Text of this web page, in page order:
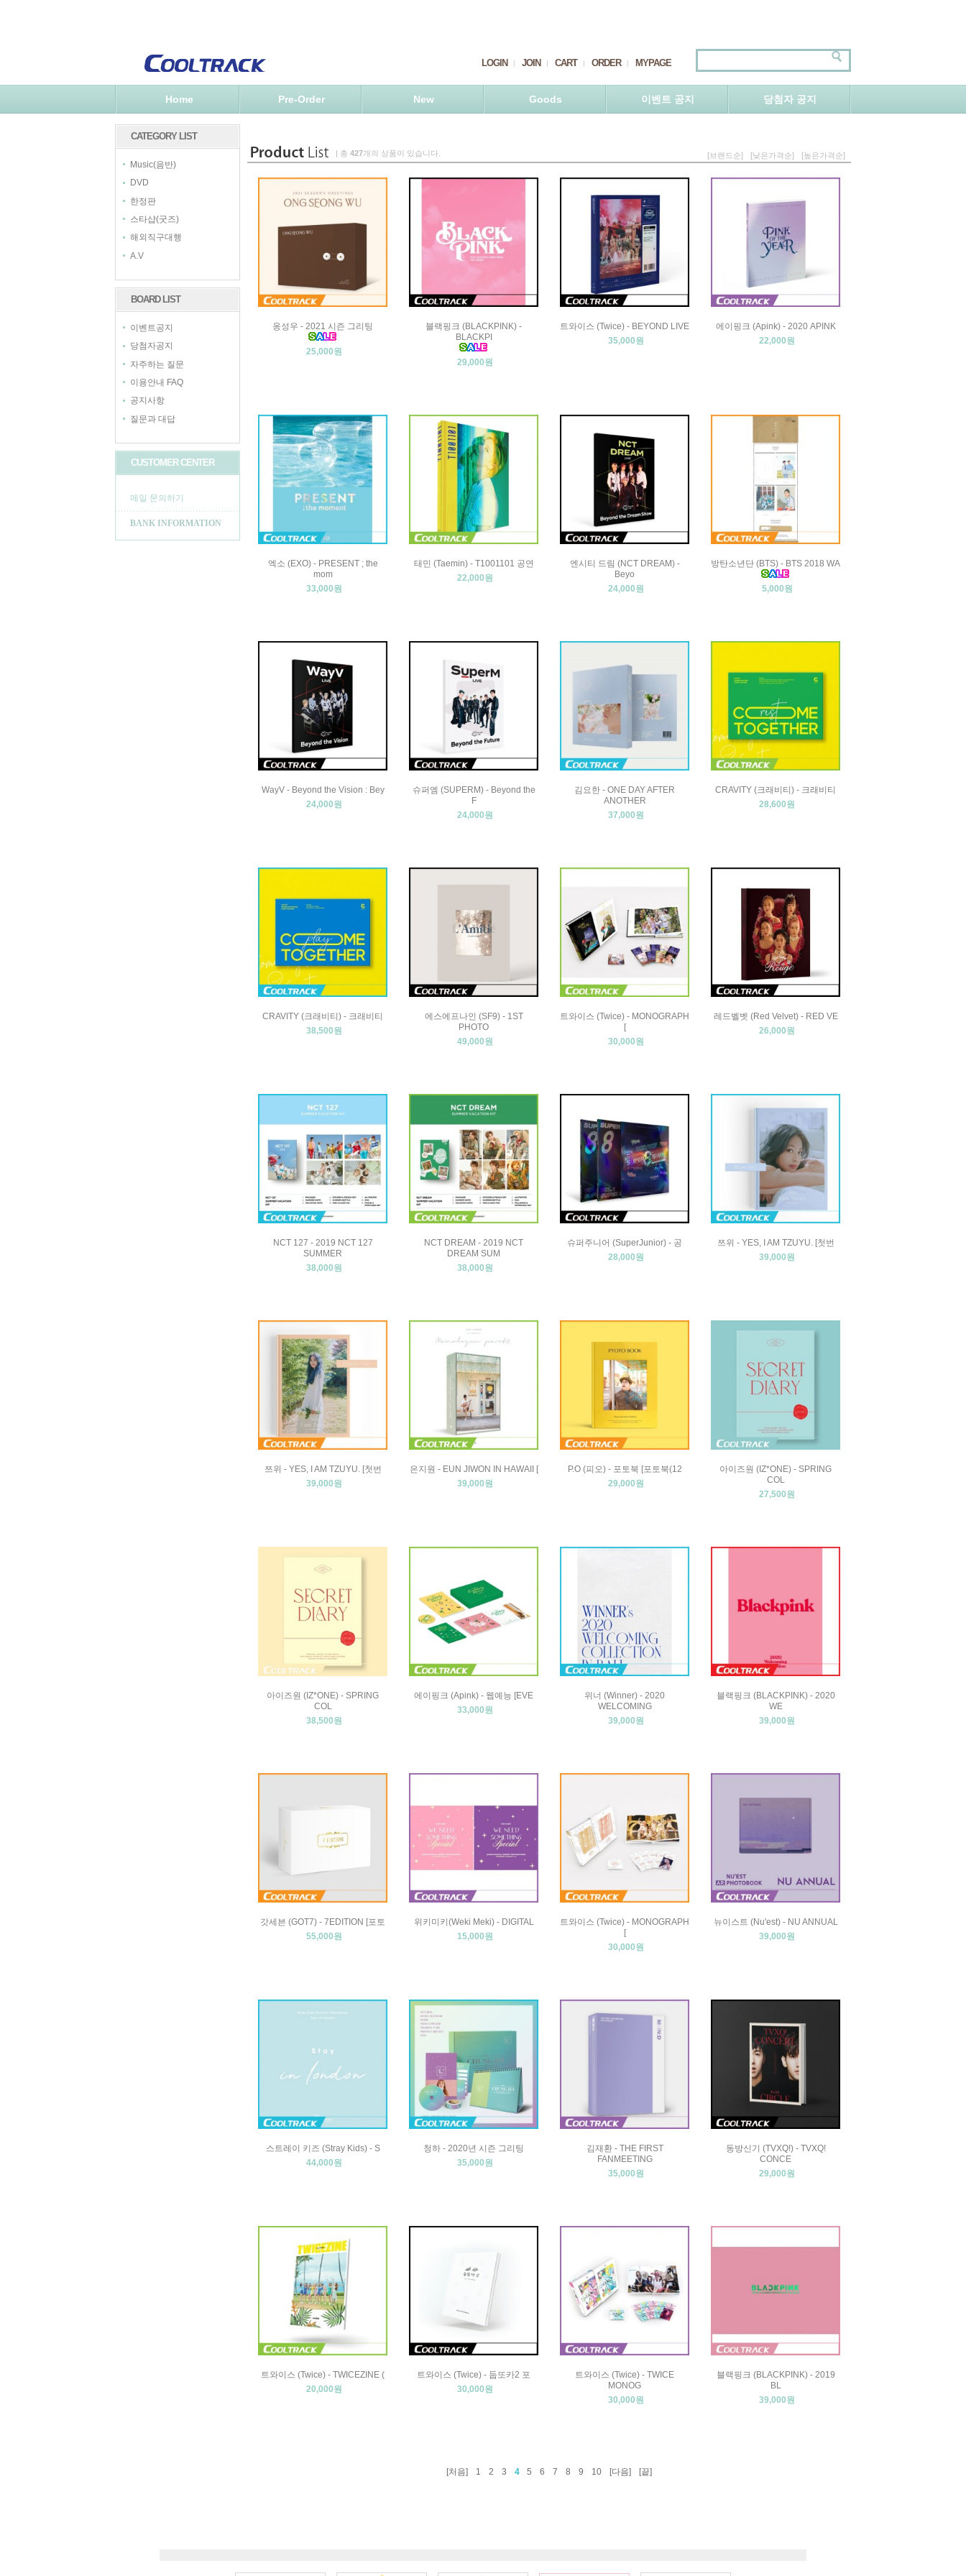
LOGIN JOIN CART ORDER MYPAGE
Home Pre-Order New Goods 이벤트 공지 당첨자 공지
CATEGORY LIST
Music(음반)
DVD
한정판
스타샵(굿즈)
해외직구대행
A.V
BOARD LIST
이벤트공지
당첨자공지
자주하는 질문
이용안내 FAQ
공지사항
질문과 대답
CUSTOMER CENTER
메일 문의하기
BANK INFORMATION
| 총 427개의 상품이 있습니다. [브랜드순] [낮은가격순] [높은가격순]
옹성우 - 2021 시즌 그리팅
25,000원
블랙핑크 (BLACKPINK) -
BLACKPI
29,000원
트와이스 (Twice) - BEYOND LIVE
35,000원
에이핑크 (Apink) - 2020 APINK
22,000원
엑소 (EXO) - PRESENT ; the
mom
33,000원
태민 (Taemin) - T1001101 공연
22,000원
엔시티 드림 (NCT DREAM) -
Beyo
24,000원
방탄소년단 (BTS) - BTS 2018 WA
5,000원
WayV - Beyond the Vision : Bey
24,000원
슈퍼엠 (SUPERM) - Beyond the
F
24,000원
김요한 - ONE DAY AFTER
ANOTHER
37,000원
CRAVITY (크래비티) - 크래비티
28,600원
CRAVITY (크래비티) - 크래비티
38,500원
에스에프나인 (SF9) - 1ST
PHOTO
49,000원
트와이스 (Twice) - MONOGRAPH
[
30,000원
레드벨벳 (Red Velvet) - RED VE
26,000원
NCT 127 - 2019 NCT 127
SUMMER
38,000원
NCT DREAM - 2019 NCT
DREAM SUM
38,000원
슈퍼주니어 (SuperJunior) - 공
28,000원
쯔위 - YES, I AM TZUYU. [첫번
39,000원
쯔위 - YES, I AM TZUYU. [첫번
39,000원
은지원 - EUN JIWON IN HAWAII [
39,000원
P.O (피오) - 포토북 [포토북(12
29,000원
아이즈원 (IZ*ONE) - SPRING
COL
27,500원
아이즈원 (IZ*ONE) - SPRING
COL
38,500원
에이핑크 (Apink) - 웹예능 [EVE
33,000원
위너 (Winner) - 2020
WELCOMING
39,000원
블랙핑크 (BLACKPINK) - 2020
WE
39,000원
갓세븐 (GOT7) - 7EDITION [포토
55,000원
위키미키(Weki Meki) - DIGITAL
15,000원
트와이스 (Twice) - MONOGRAPH
[
30,000원
뉴이스트 (Nu'est) - NU ANNUAL
39,000원
스트레이 키즈 (Stray Kids) - S
44,000원
청하 - 2020년 시즌 그리팅
35,000원
김재환 - THE FIRST
FANMEETING
35,000원
동방신기 (TVXQ!) - TVXQ!
CONCE
29,000원
트와이스 (Twice) - TWICEZINE (
20,000원
트와이스 (Twice) - 둡또카2 포
30,000원
트와이스 (Twice) - TWICE
MONOG
30,000원
블랙핑크 (BLACKPINK) - 2019
BL
39,000원
[처음] 1 2 3 4 5 6 7 8 9 10 [다음] [끝]